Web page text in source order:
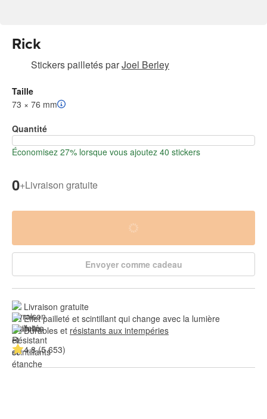
Rick
Stickers pailletésparJoel Berley
Taille
73 × 76 mm
Quantité
Économisez 27% lorsque vous ajoutez 40 stickers
0+Livraison gratuite
Envoyer comme cadeau
Livraison gratuite
Effet pailleté et scintillant qui change avec la lumière
Durables et résistants aux intempéries
4.8 (5 653)